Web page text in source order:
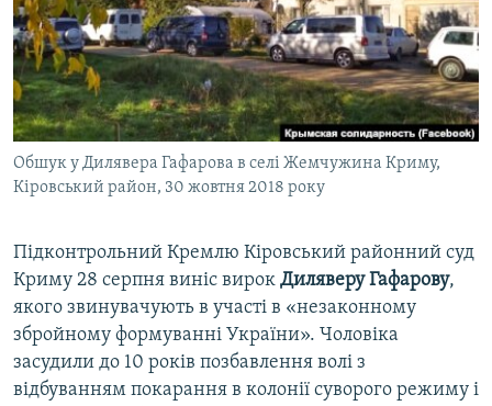
ДЕПОРТАЦІЯ
ВІДЕОУРОКИ «ELIFBE»
СВІДЧЕННЯ ОКУПАЦІЇ
УКРАЇНСЬКА ПРОБЛЕМА КРИМУ
ІНФОГРАФІКА
ЯК ОБІЙТИ БЛОКУВАННЯ
Русский
Qırımtatar
ДОЛУЧАЙСЯ!
Усі сайти RFE/RL
Обшук у Дилявера Гафарова в селі Жемчужина Криму,
Кіровський район, 30 жовтня 2018 року
Підконтрольний Кремлю Кіровський районний суд
Криму 28 серпня виніс вирок Диляверу Гафарову,
якого звинувачують в участі в «незаконному
збройному формуванні України». Чоловіка
засудили до 10 років позбавлення волі з
відбуванням покарання в колонії суворого режиму і